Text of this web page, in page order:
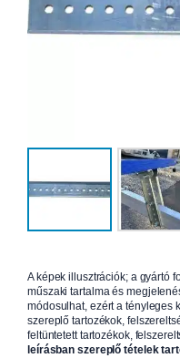
A képek illusztrációk; a gyártó
műszaki tartalma és
módosulhat, ezért a tényleges
szereplő tartozékok,
feltüntetett tartozékok,
leírásban szereplő tételek